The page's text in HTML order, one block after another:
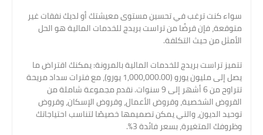
سواء كنت ترغب في تحسين مستوى معيشتك أو لديك نفقات غير
متوقعة، فإن قرضًا من تراست بريدج للخدمات المالية هو الحل
الأمثل من حيث التكلفة.
تتميز تراست بريدج للخدمات المالية بالمرونة: يمكنك اقتراض ما
يصل إلى مليون يورو (1,000,000.00 يورو)، مع فترات سداد مريحة
تتراوح من 6 أشهر إلى 9 سنوات. نقدم مجموعة شاملة من
القروض الشخصية، وقروض الأعمال، وقروض الإسكان، وقروض
توحيد الديون، والتي يمكن تصميمها خصيصًا لتناسب احتياجاتك
وظروفك المتغيرة، بسعر فائدة 3%.